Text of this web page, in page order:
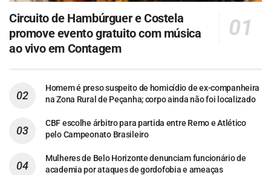
Circuito de Hambúrguer e Costela
promove evento gratuito com música
ao vivo em Contagem
Homem é preso suspeito de homicídio de ex-companheira
na Zona Rural de Peçanha; corpo ainda não foi localizado
CBF escolhe árbitro para partida entre Remo e Atlético
pelo Campeonato Brasileiro
Mulheres de Belo Horizonte denunciam funcionário de
academia por ataques de gordofobia e ameaças